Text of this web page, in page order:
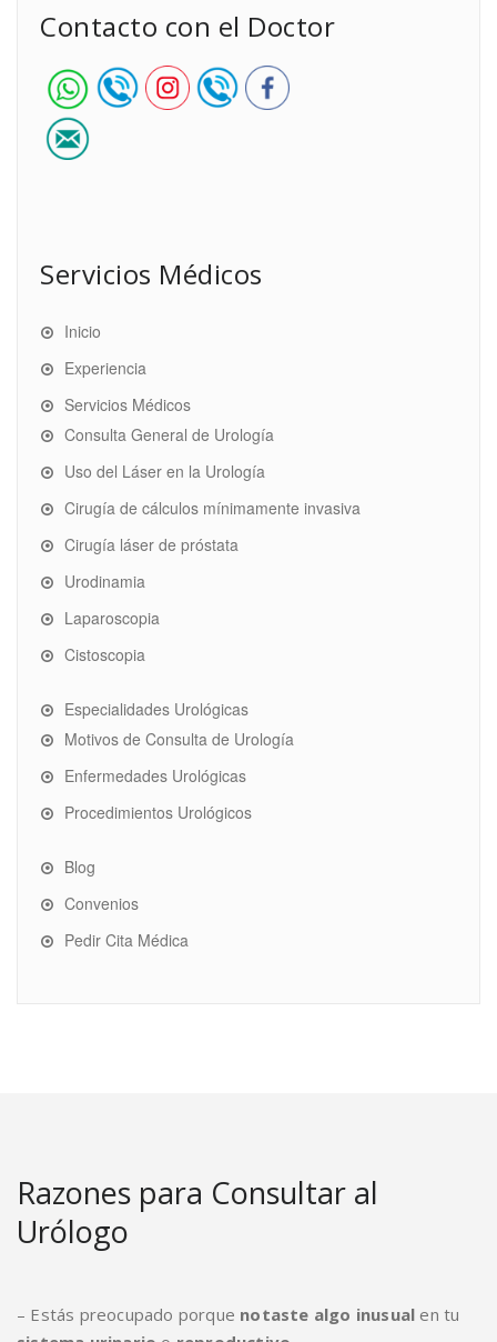
Contacto con el Doctor
Servicios Médicos
Inicio
Experiencia
Servicios Médicos
Consulta General de Urología
Uso del Láser en la Urología
Cirugía de cálculos mínimamente invasiva
Cirugía láser de próstata
Urodinamia
Laparoscopia
Cistoscopia
Especialidades Urológicas
Motivos de Consulta de Urología
Enfermedades Urológicas
Procedimientos Urológicos
Blog
Convenios
Pedir Cita Médica
Razones para Consultar al
Urólogo
– Estás preocupado porque notaste algo inusual en tu